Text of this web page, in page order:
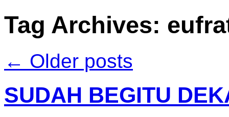
Tag Archives:
← Older posts
SUDAH BEGITU